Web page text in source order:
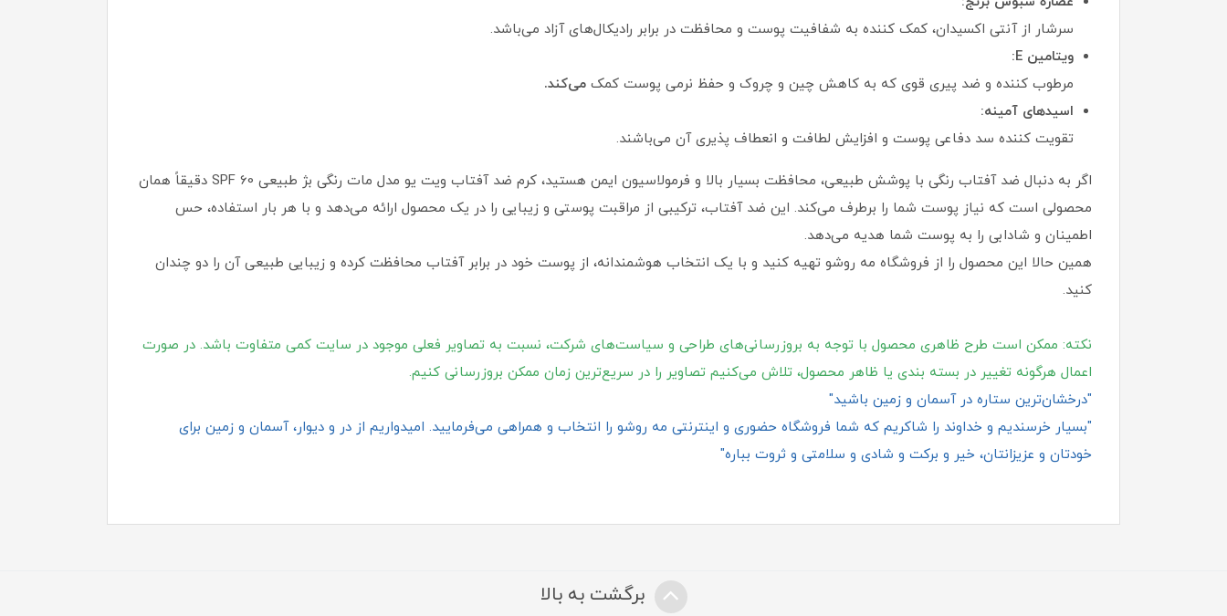
سرشار از آنتی‌ اکسیدان، کمک‌ کننده به شفافیت پوست و محافظت در برابر رادیکال‌های آزاد می‌باشد.
ویتامین E:
مرطوب‌ کننده و ضد پیری قوی که به کاهش چین‌ و چروک و حفظ نرمی پوست کمک می‌کند.
اسیدهای آمینه:
تقویت‌ کننده سد دفاعی پوست و افزایش لطافت و انعطاف‌ پذیری آن می‌باشند.
اگر به‌ دنبال ضد آفتاب رنگی با پوشش طبیعی، محافظت بسیار بالا و فرمولاسیون ایمن هستید، کرم ضد آفتاب ویت یو مدل مات رنگی بژ طبیعی SPF 60 دقیقاً همان
محصولی است که نیاز پوست شما را برطرف می‌کند. این ضد آفتاب، ترکیبی از مراقبت پوستی و زیبایی را در یک محصول ارائه می‌دهد و با هر بار استفاده، حس
اطمینان و شادابی را به پوست شما هدیه می‌دهد.
همین حالا این محصول را از فروشگاه مه روشو تهیه کنید و با یک انتخاب هوشمندانه، از پوست خود در برابر آفتاب محافظت کرده و زیبایی طبیعی آن را دو چندان
کنید.
نکته: ممکن است طرح ظاهری محصول با توجه به بروزرسانی‌های طراحی و سیاست‌های شرکت، نسبت به تصاویر فعلی موجود در سایت کمی متفاوت باشد. در صورت
اعمال هرگونه تغییر در بسته‌ بندی یا ظاهر محصول، تلاش می‌کنیم تصاویر را در سریع‌ترین زمان ممکن بروزرسانی کنیم.
"درخشان‌ترین ستاره در آسمان و زمین باشید"
"بسیار خرسندیم و خداوند را شاکریم که شما فروشگاه حضوری و اینترنتی مه روشو را انتخاب و همراهی می‌فرمایید. امیدواریم از در و دیوار، آسمان و زمین برای
خودتان و عزیزانتان، خیر و برکت و شادی و سلامتی و ثروت بباره"
برگشت به بالا